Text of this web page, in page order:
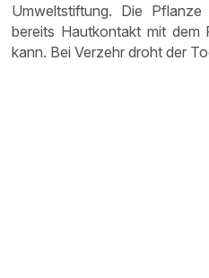
Umweltstiftung. Die
bereits Hautkontakt mit dem
kann. Bei Verzehr droht der